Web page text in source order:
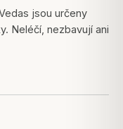
jsou určeny
Neléčí, nezbavují ani